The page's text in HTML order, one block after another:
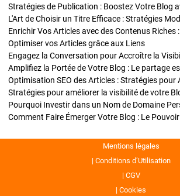
L'Art de Choisir un Titre Efficace : Stratégies
Optimiser vos Articles grâce aux Liens
Engagez la Conversation pour Accroître la
Amplifiez la Portée de Votre Blog : Le partage
Mentions légales
Conditions d’Utilisation
CGV
Cookies